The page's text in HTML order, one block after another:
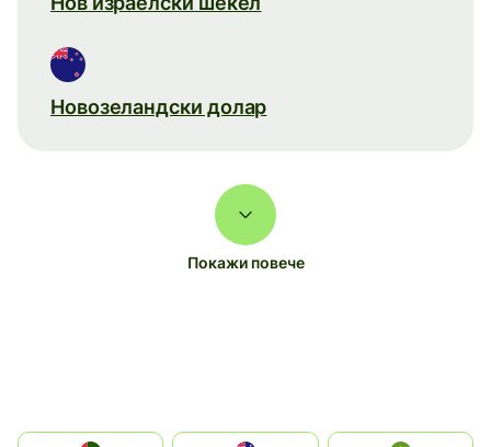
Новозеландски долар
Покажи повече